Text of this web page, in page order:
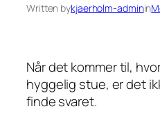
Written bykjaerholm-adminin
Når det kommer til,
hyggelig stue, er det
finde svaret.